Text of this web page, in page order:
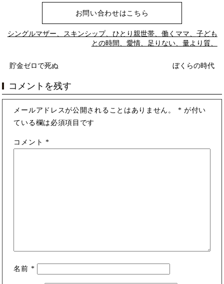
お問い合わせはこちら
シングルマザー、 スキンシップ、 ひとり親世帯、 働くママ、 子ども
との時間、 愛情、 足りない、 量より質、
貯金ゼロで死ぬ ぼくらの時代
コメントを残す
メールアドレスが公開されることはありません。 * が付い
ている欄は必須項目です
コメント *
名前 *